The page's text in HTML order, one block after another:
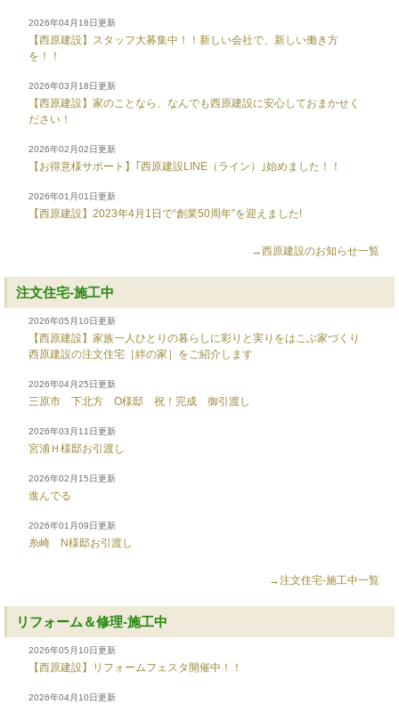
2026年04月18日更新
【西原建設】スタッフ大募集中！！新しい会社で、新しい働き方
を！！
2026年03月18日更新
【西原建設】家のことなら、なんでも西原建設に安心しておまかせく
ださい！
2026年02月02日更新
【お得意様サポート】｢西原建設LINE（ライン）｣始めました！！
2026年01月01日更新
【西原建設】2023年4月1日で“創業50周年”を迎えました!
→西原建設のお知らせ一覧
注文住宅-施工中
2026年05月10日更新
【西原建設】家族一人ひとりの暮らしに彩りと実りをはこぶ家づくり
西原建設の注文住宅［絆の家］をご紹介します
2026年04月25日更新
三原市 下北方 O様邸 祝！完成 御引渡し
2026年03月11日更新
宮浦Ｈ様邸お引渡し
2026年02月15日更新
進んでる
2026年01月09日更新
糸崎 N様邸お引渡し
→注文住宅-施工中一覧
リフォーム＆修理-施工中
2026年05月10日更新
【西原建設】リフォームフェスタ開催中！！
2026年04月10日更新